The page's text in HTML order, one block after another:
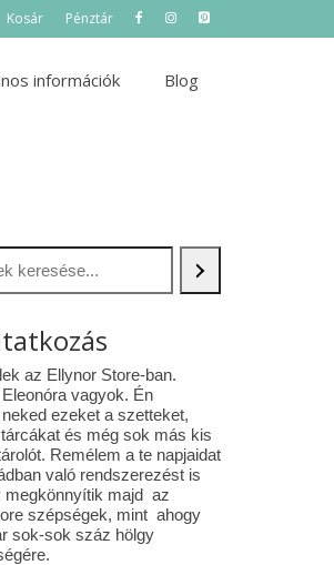
Kosár Pénztár
információk Blog
az Ellynor Store-ban.
vagyok. Én
ezeket a szetteket,
és még sok más kis
Remélem a te napjaidat
való rendszerezést is
megkönnyítik majd az
szépségek, mint ahogy
sok-sok száz hölgy